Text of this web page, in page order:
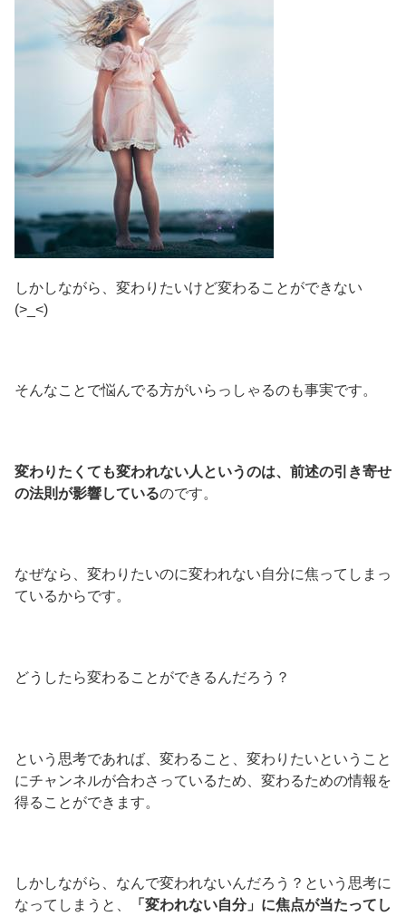
しかしながら、変わりたいけど変わることができない
(>_<)
そんなことで悩んでる方がいらっしゃるのも事実です。
変わりたくても変われない人というのは、前述の引き寄せ
の法則が影響しているのです。
なぜなら、変わりたいのに変われない自分に焦ってしまっ
ているからです。
どうしたら変わることができるんだろう？
という思考であれば、変わること、変わりたいということ
にチャンネルが合わさっているため、変わるための情報を
得ることができます。
しかしながら、なんで変われないんだろう？という思考に
なってしまうと、
「変われない自分」に焦点が当たってし